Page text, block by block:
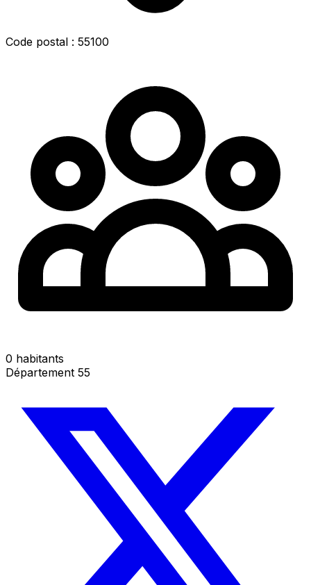
Code postal : 55100
0 habitants
Département 55